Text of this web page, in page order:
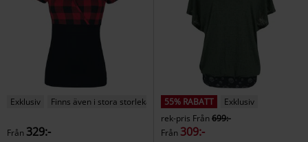
Exklusiv Finns även i stora storlekar
Från 329:-
55% RABATT
Exklusiv
rek-pris Från699:-
Från 309:-